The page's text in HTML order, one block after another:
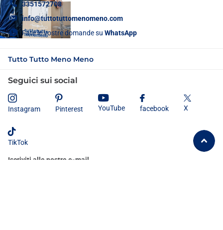
3351572708
info@tuttotuttomenomeno.com
Fate le vostre domande su WhatsApp
Tutto Tutto Meno Meno
Seguici sui social
Instagram Pinterest YouTube facebook X
TikTok
Iscriviti alle nostre e-mail